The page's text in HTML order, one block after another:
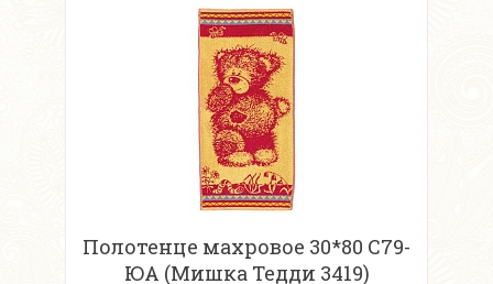
Полотенце махровое 30*80 С79-
ЮА (Мишка Тедди 3419)